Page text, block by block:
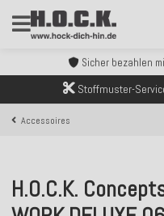
Kostenloser Versand
Sicher bezahlen
Kostenloser Versand
Über 120.000
Sicher bezahlen
Kostenloser Versand
Stoffmuster-
Accessoires
H.O.C.K.